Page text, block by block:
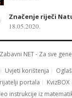
Značenje riječi
18.05.2020.
Zabavni NET- Za sve
Uvjeti korištenja
portala
KvizBOX
instrukcije iz